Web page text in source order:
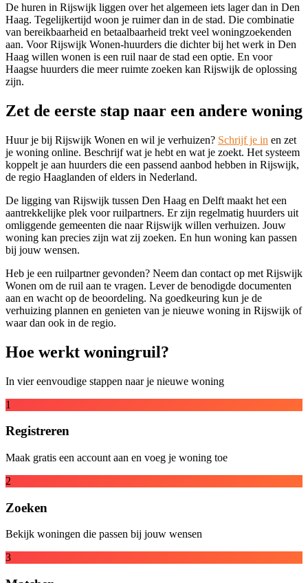
De huren in Rijswijk liggen over het algemeen iets lager dan in Den
Haag. Tegelijkertijd woon je ruimer dan in de stad. Die combinatie
van bereikbaarheid en betaalbaarheid trekt veel woningzoekenden
aan. Voor Rijswijk Wonen-huurders die dichter bij het werk in Den
Haag willen wonen is een ruil naar de stad een optie. En voor
Haagse huurders die meer ruimte zoeken kan Rijswijk de oplossing
zijn.
Zet de eerste stap naar een andere woning
Huur je bij Rijswijk Wonen en wil je verhuizen? Schrijf je in en zet
je woning online. Beschrijf wat je hebt en wat je zoekt. Het systeem
koppelt je aan huurders die een passend aanbod hebben in Rijswijk,
de regio Haaglanden of elders in Nederland.
De ligging van Rijswijk tussen Den Haag en Delft maakt het een
aantrekkelijke plek voor ruilpartners. Er zijn regelmatig huurders uit
omliggende gemeenten die naar Rijswijk willen verhuizen. Jouw
woning kan precies zijn wat zij zoeken. En hun woning kan passen
bij jouw wensen.
Heb je een ruilpartner gevonden? Neem dan contact op met Rijswijk
Wonen om de ruil aan te vragen. Lever de benodigde documenten
aan en wacht op de beoordeling. Na goedkeuring kun je de
verhuizing plannen en genieten van je nieuwe woning in Rijswijk of
waar dan ook in de regio.
Hoe werkt woningruil?
In vier eenvoudige stappen naar je nieuwe woning
1
Registreren
Maak gratis een account aan en voeg je woning toe
2
Zoeken
Bekijk woningen die passen bij jouw wensen
3